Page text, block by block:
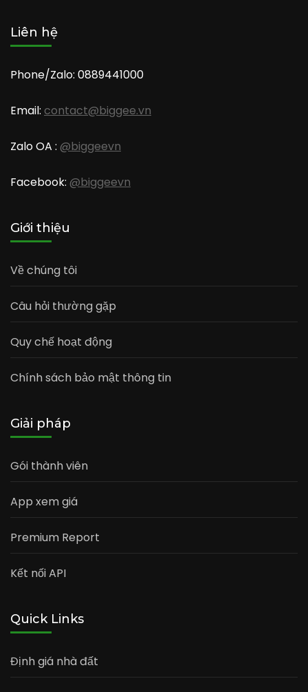
Liên hệ
Phone/Zalo: 0889441000
Email: contact@biggee.vn
Zalo OA : @biggeevn
Facebook: @biggeevn
Giới thiệu
Về chúng tôi
Câu hỏi thường gặp
Quy chế hoạt động
Chính sách bảo mật thông tin
Giải pháp
Gói thành viên
App xem giá
Premium Report
Kết nối API
Quick Links
Định giá nhà đất